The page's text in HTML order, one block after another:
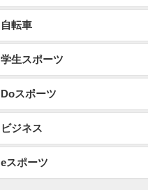
自転車
学生スポーツ
Doスポーツ
ビジネス
eスポーツ